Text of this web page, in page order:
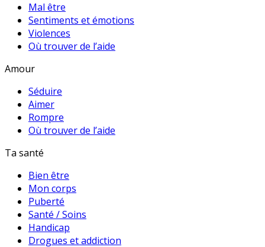
Mal être
Sentiments et émotions
Violences
Où trouver de l’aide
Amour
Séduire
Aimer
Rompre
Où trouver de l’aide
Ta santé
Bien être
Mon corps
Puberté
Santé / Soins
Handicap
Drogues et addiction